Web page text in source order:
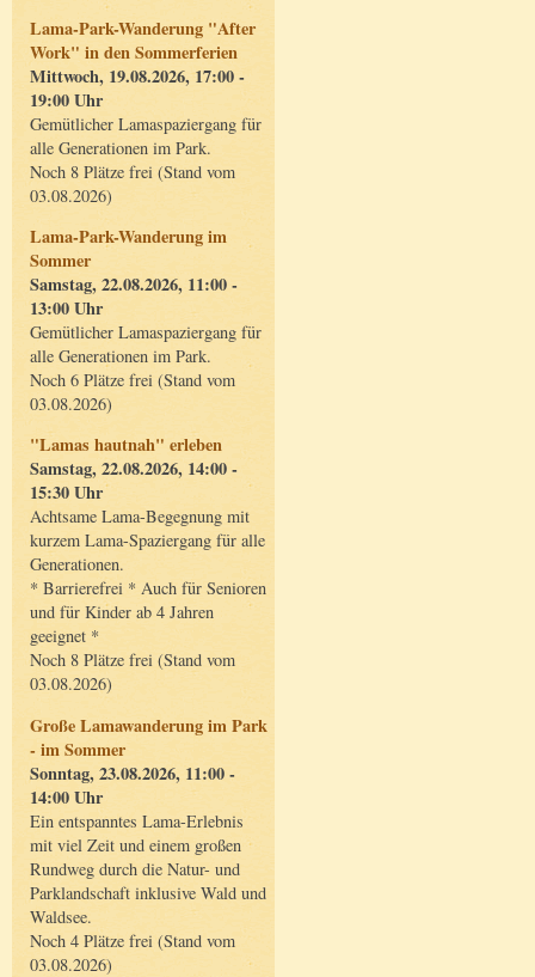
Lama-Park-Wanderung "After
Work" in den Sommerferien
Mittwoch, 19.08.2026, 17:00 -
19:00 Uhr
Gemütlicher Lamaspaziergang für
alle Generationen im Park.
Noch 8 Plätze frei (Stand vom
03.08.2026)
Lama-Park-Wanderung im
Sommer
Samstag, 22.08.2026, 11:00 -
13:00 Uhr
Gemütlicher Lamaspaziergang für
alle Generationen im Park.
Noch 6 Plätze frei (Stand vom
03.08.2026)
"Lamas hautnah" erleben
Samstag, 22.08.2026, 14:00 -
15:30 Uhr
Achtsame Lama-Begegnung mit
kurzem Lama-Spaziergang für alle
Generationen.
* Barrierefrei * Auch für Senioren
und für Kinder ab 4 Jahren
geeignet *
Noch 8 Plätze frei (Stand vom
03.08.2026)
Große Lamawanderung im Park
- im Sommer
Sonntag, 23.08.2026, 11:00 -
14:00 Uhr
Ein entspanntes Lama-Erlebnis
mit viel Zeit und einem großen
Rundweg durch die Natur- und
Parklandschaft inklusive Wald und
Waldsee.
Noch 4 Plätze frei (Stand vom
03.08.2026)